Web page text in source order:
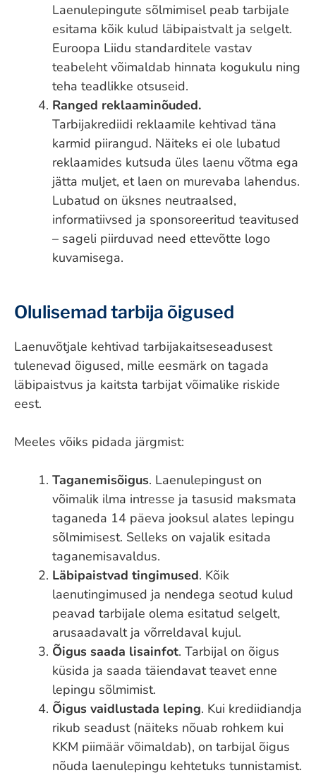
Laenulepingute sõlmimisel peab tarbijale
esitama kõik kulud läbipaistvalt ja selgelt.
Euroopa Liidu standarditele vastav
teabeleht võimaldab hinnata kogukulu ning
teha teadlikke otsuseid.
Ranged reklaaminõuded.
Tarbijakrediidi reklaamile kehtivad täna
karmid piirangud. Näiteks ei ole lubatud
reklaamides kutsuda üles laenu võtma ega
jätta muljet, et laen on murevaba lahendus.
Lubatud on üksnes neutraalsed,
informatiivsed ja sponsoreeritud teavitused
– sageli piirduvad need ettevõtte logo
kuvamisega.
Olulisemad tarbija õigused
Laenuvõtjale kehtivad tarbijakaitseseadusest
tulenevad õigused, mille eesmärk on tagada
läbipaistvus ja kaitsta tarbijat võimalike riskide
eest.
Meeles võiks pidada järgmist:
Taganemisõigus. Laenulepingust on
võimalik ilma intresse ja tasusid maksmata
taganeda 14 päeva jooksul alates lepingu
sõlmimisest. Selleks on vajalik esitada
taganemisavaldus.
Läbipaistvad tingimused. Kõik
laenutingimused ja nendega seotud kulud
peavad tarbijale olema esitatud selgelt,
arusaadavalt ja võrreldaval kujul.
Õigus saada lisainfot. Tarbijal on õigus
küsida ja saada täiendavat teavet enne
lepingu sõlmimist.
Õigus vaidlustada leping. Kui krediidiandja
rikub seadust (näiteks nõuab rohkem kui
KKM piimäär võimaldab), on tarbijal õigus
nõuda laenulepingu kehtetuks tunnistamist.